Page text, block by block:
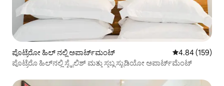
ಪೊಟ್ರೆರೋ ಹಿಲ್ ನಲ್ಲಿ ಅಪಾರ್ಟ್‌ಮಂಟ್ 5 ರಲ್ಲಿ 4.84
4.84 (159)
ಪೊಟ್ರೆರೊ ಹಿಲ್‌ನಲ್ಲಿ ಸ್ಟೈಲಿಶ್ ಮತ್ತು ಸ್ತಬ್ಧ ಸ್ಟುಡಿಯೋ ಅಪಾರ್ಟ್‌ಮೆಂಟ್